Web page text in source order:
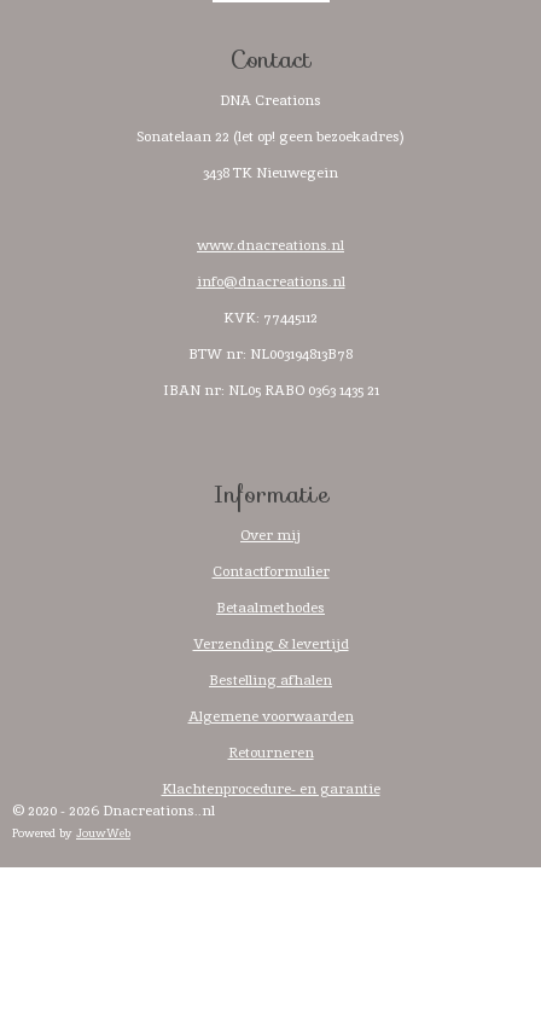
Contact
DNA Creations
Sonatelaan 22 (let op! geen bezoekadres)
3438 TK Nieuwegein
www.dnacreations.nl
info@dnacreations.nl
KVK: 77445112
BTW nr: NL003194813B78
IBAN nr: NL05 RABO 0363 1435 21
Informatie
Over mij
Contactformulier
Betaalmethodes
Verzending & levertijd
Bestelling afhalen
Algemene voorwaarden
Retourneren
Klachtenprocedure- en garantie
© 2020 - 2026 Dnacreations..nl
Powered by JouwWeb